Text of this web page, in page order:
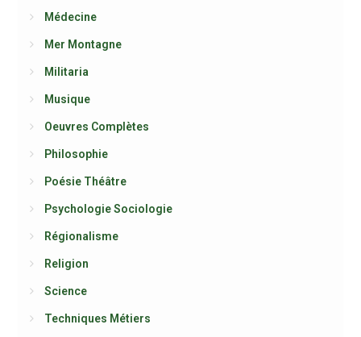
Médecine
Mer Montagne
Militaria
Musique
Oeuvres Complètes
Philosophie
Poésie Théâtre
Psychologie Sociologie
Régionalisme
Religion
Science
Techniques Métiers